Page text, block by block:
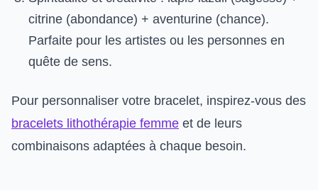
citrine (abondance) + aventurine (chance).
Parfaite pour les artistes ou les personnes en
quête de sens.
Pour personnaliser votre bracelet, inspirez-vous des
bracelets lithothérapie femme et de leurs
combinaisons adaptées à chaque besoin.